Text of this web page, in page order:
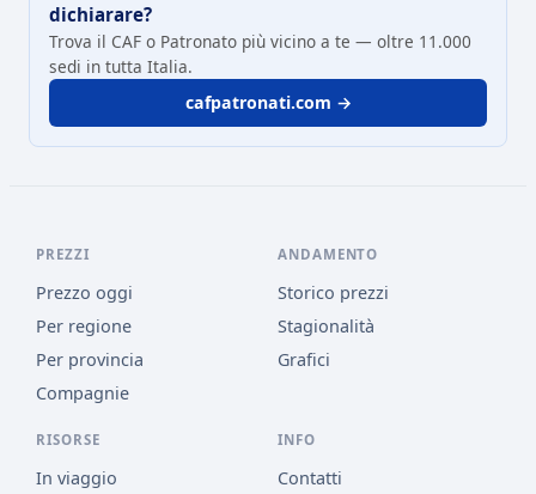
dichiarare?
Trova il CAF o Patronato più vicino a te — oltre 11.000
sedi in tutta Italia.
cafpatronati.com →
PREZZI
Prezzo oggi
Per regione
Per provincia
Compagnie
ANDAMENTO
Storico prezzi
Stagionalità
Grafici
RISORSE
In viaggio
INFO
Contatti